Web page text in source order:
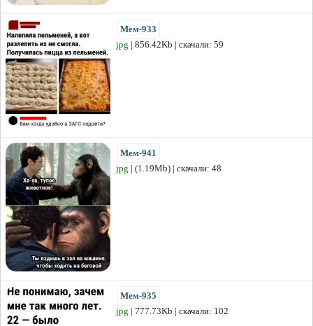
Мем-933
jpg | 856.42Kb | скачали: 59
Мем-941
jpg | (1.19Mb) | скачали: 48
Мем-935
jpg | 777.73Kb | скачали: 102